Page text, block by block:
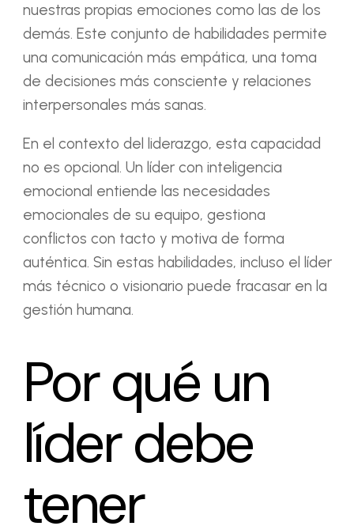
nuestras propias emociones como las de los
demás. Este conjunto de habilidades permite
una comunicación más empática, una toma
de decisiones más consciente y relaciones
interpersonales más sanas.
En el contexto del liderazgo, esta capacidad
no es opcional. Un líder con inteligencia
emocional entiende las necesidades
emocionales de su equipo, gestiona
conflictos con tacto y motiva de forma
auténtica. Sin estas habilidades, incluso el líder
más técnico o visionario puede fracasar en la
gestión humana.
Por qué un
líder debe
tener